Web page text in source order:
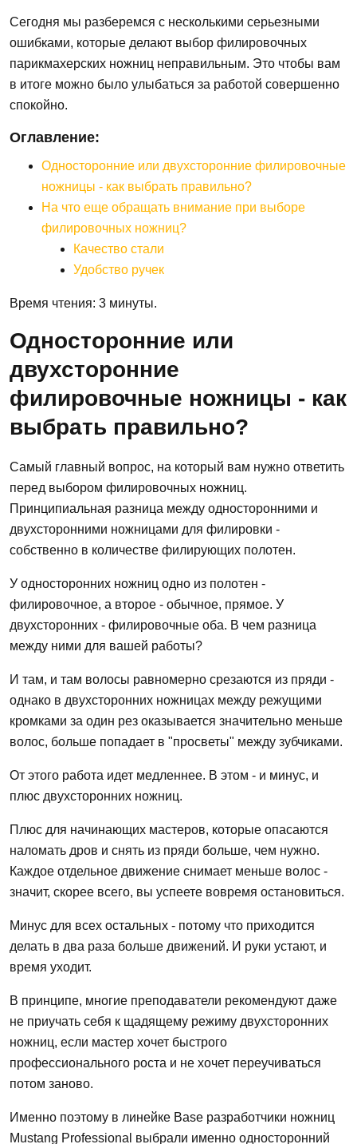
Сегодня мы разберемся с несколькими серьезными
ошибками, которые делают выбор филировочных
парикмахерских ножниц неправильным. Это чтобы вам
в итоге можно было улыбаться за работой совершенно
спокойно.
Оглавление:
Односторонние или двухсторонние филировочные
ножницы - как выбрать правильно?
На что еще обращать внимание при выборе
филировочных ножниц?
Качество стали
Удобство ручек
Время чтения: 3 минуты.
Односторонние или
двухсторонние
филировочные ножницы - как
выбрать правильно?
Самый главный вопрос, на который вам нужно ответить
перед выбором филировочных ножниц.
Принципиальная разница между односторонними и
двухсторонними ножницами для филировки -
собственно в количестве филирующих полотен.
У односторонних ножниц одно из полотен -
филировочное, а второе - обычное, прямое. У
двухсторонних - филировочные оба. В чем разница
между ними для вашей работы?
И там, и там волосы равномерно срезаются из пряди -
однако в двухсторонних ножницах между режущими
кромками за один рез оказывается значительно меньше
волос, больше попадает в "просветы" между зубчиками.
От этого работа идет медленнее. В этом - и минус, и
плюс двухсторонних ножниц.
Плюс для начинающих мастеров, которые опасаются
наломать дров и снять из пряди больше, чем нужно.
Каждое отдельное движение снимает меньше волос -
значит, скорее всего, вы успеете вовремя остановиться.
Минус для всех остальных - потому что приходится
делать в два раза больше движений. И руки устают, и
время уходит.
В принципе, многие преподаватели рекомендуют даже
не приучать себя к щадящему режиму двухсторонних
ножниц, если мастер хочет быстрого
профессионального роста и не хочет переучиваться
потом заново.
Именно поэтому в линейке Base разработчики ножниц
Mustang Professional выбрали именно односторонний